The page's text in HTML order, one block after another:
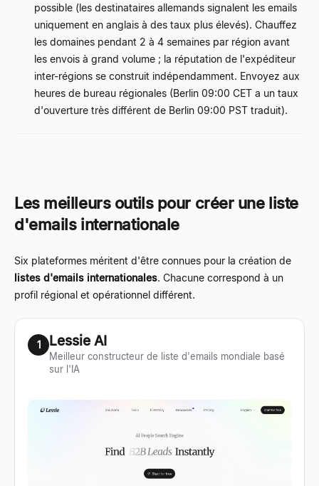
possible (les destinataires allemands signalent les emails
uniquement en anglais à des taux plus élevés). Chauffez
les domaines pendant 2 à 4 semaines par région avant
les envois à grand volume ; la réputation de l'expéditeur
inter-régions se construit indépendamment. Envoyez aux
heures de bureau régionales (Berlin 09:00 CET a un taux
d'ouverture très différent de Berlin 09:00 PST traduit).
Les meilleurs outils pour créer une liste
d'emails internationale
Six plateformes méritent d'être connues pour la création de
listes d'emails internationales. Chacune correspond à un
profil régional et opérationnel différent.
1 Lessie AI
Meilleur constructeur de liste d'emails mondiale basé
sur l'IA